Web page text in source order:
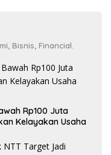
Bisnis, Financial.
Rp100 Juta
Kelayakan Usaha